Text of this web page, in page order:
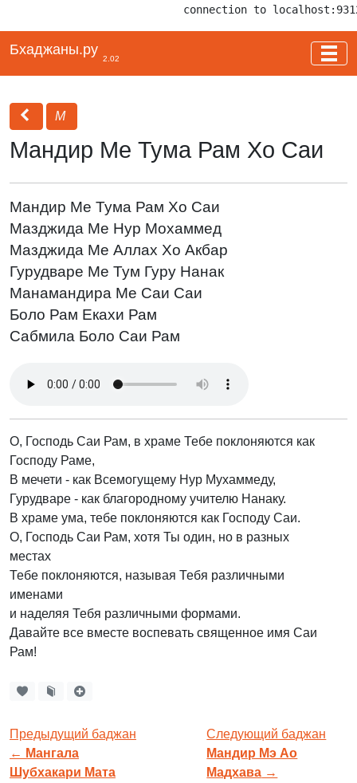
connection to
Бхаджаны.ру
2.02
М
Мандир Ме Тума Рам Хо Саи
Мандир Ме Тума Рам Хо Саи
Мазджида Ме Нур Мохаммед
Мазджида Ме Аллах Хо Акбар
Гурудваре Ме Тум Гуру Нанак
Манамандира Ме Саи Саи
Боло Рам Екахи Рам
Сабмила Боло Саи Рам
О, Господь Саи Рам, в храме Тебе поклоняются как
Господу Раме,
В мечети - как Всемогущему Нур Мухаммеду,
Гурудваре - как благородному учителю Нанаку.
В храме ума, тебе поклоняются как Господу Саи.
О, Господь Саи Рам, хотя Ты один, но в разных
местах
Тебе поклоняются, называя Тебя различными
именами
и наделяя Тебя различными формами.
Давайте все вместе воспевать священное имя Саи
Рам!
Предыдущий баджан
← Мангала
Шубхакари Мата
Следующий баджан
Мандир Мэ Ао
Мадхава →